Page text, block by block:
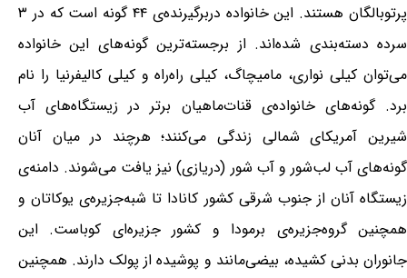
پرتوبالگان هستند. این خانواده دربرگیرنده‌ی ۴۴ گونه است که در ۳
سرده دسته‌بندی شده‌اند. از برجسته‌ترین گونه‌های این خانواده
می‌توان کیلی نواری، مامیچاگ، کیلی راه‌راه و کیلی کالیفرنیا را نام
برد. گونه‌های خانواده‌ی قنات‌ماهیان برتر در زیستگاه‌های آب
شیرین آمریکای شمالی زندگی می‌کنند؛ هرچند در میان آنان
گونه‌های آب لب‌شور و آب شور (دریازی) نیز یافت می‌شوند. دامنه‌ی
زیستگاه آنان از جنوب شرقی کشور کانادا تا شبه‌جزیره‌ی یوکاتان و
همچنین گروه‌جزیره‌ی برمودا و کشور جزیره‌ای کوباست. این
جانوران بدنی کشیده، بیضی‌مانند و پوشیده از پولک دارند. همچنین